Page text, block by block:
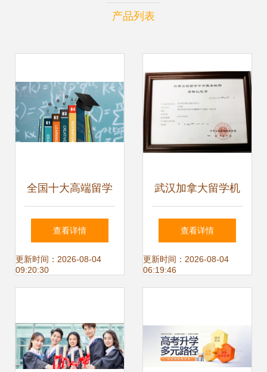
产品列表
全国十大高端留学
机构排行榜 | 自费
出国留学中介服务
查看详情
更新时间：2026-08-04
09:20:30
武汉加拿大留学机
构选择指南 费用、
口碑与推荐
查看详情
更新时间：2026-08-04
06:19:46